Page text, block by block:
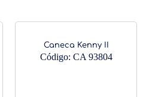
Caneca Kenny II
Código: CA 93804